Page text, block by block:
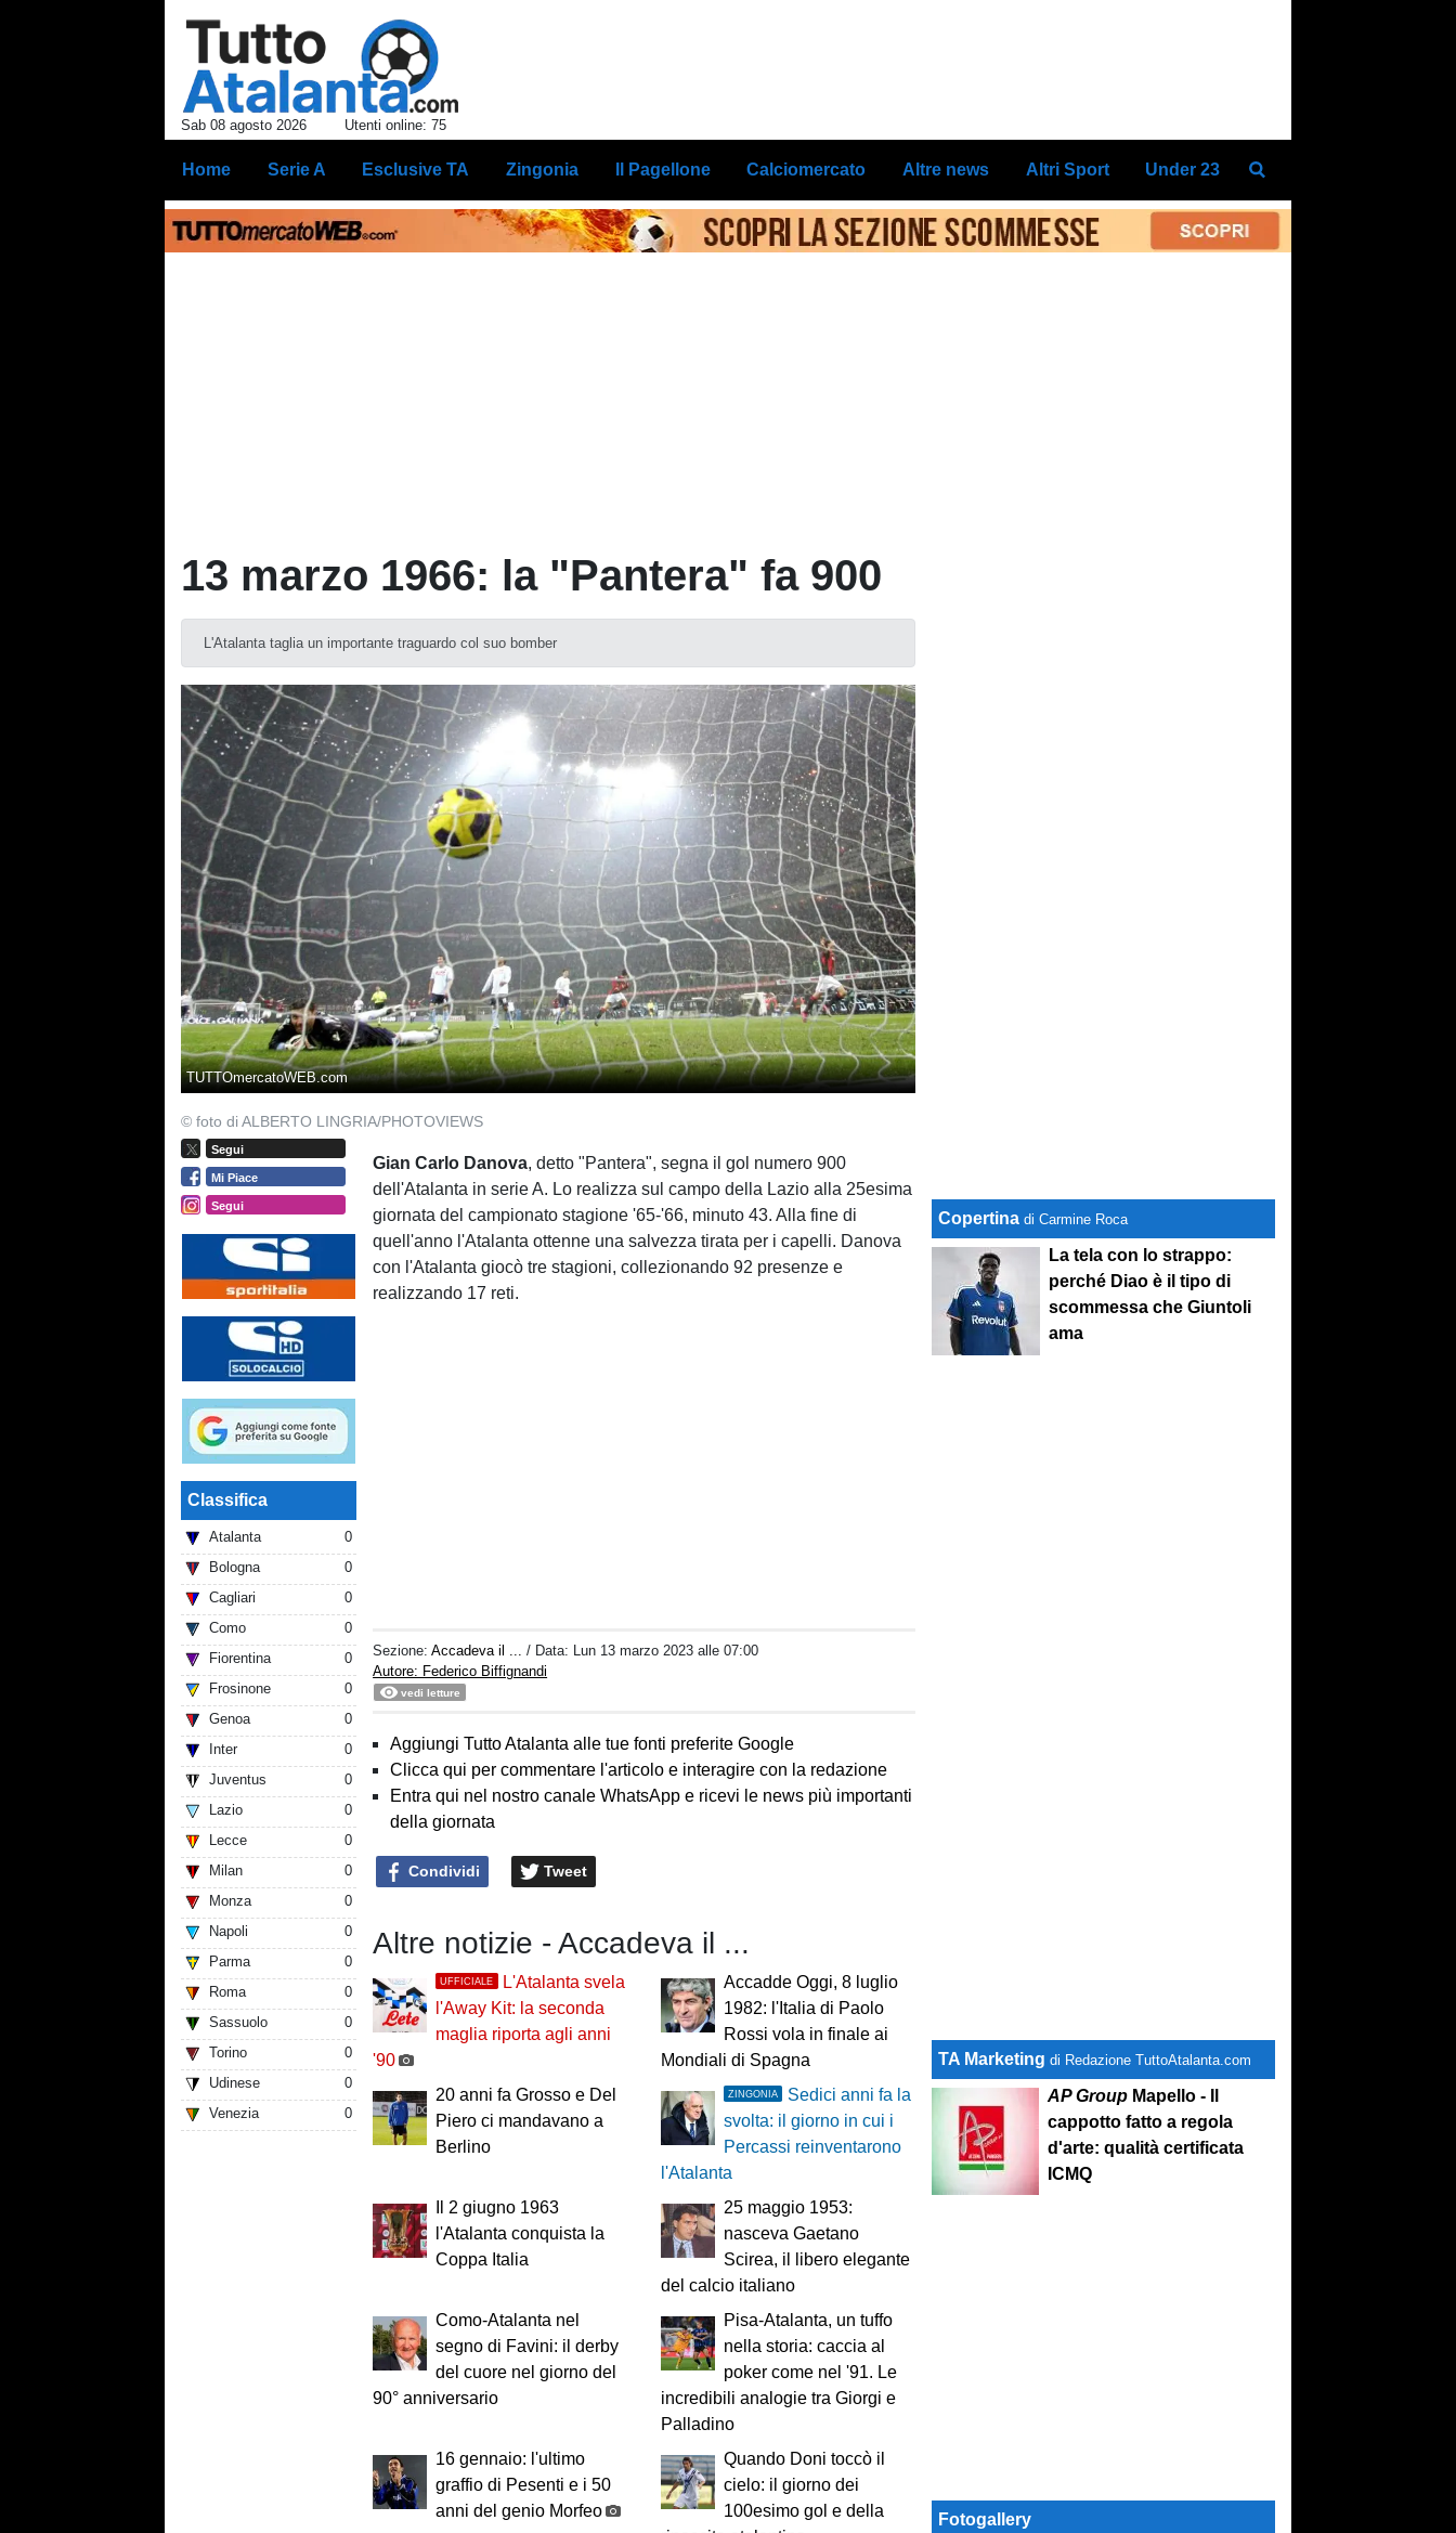
Sab 08 agosto 2026 Utenti online: 75
Home Serie A Esclusive TA Zingonia Il Pagellone Calciomercato Altre news Altri Sport Under 23
13 marzo 1966: la "Pantera" fa 900
L'Atalanta taglia un importante traguardo col suo bomber
TUTTOmercatoWEB.com
© foto di ALBERTO LINGRIA/PHOTOVIEWS
Segui
Mi Piace
Segui
Classifica
Atalanta
0
Bologna
0
Cagliari
0
Como
0
Fiorentina
0
Frosinone
0
Genoa
0
Inter
0
Juventus
0
Lazio
0
Lecce
0
Milan
0
Monza
0
Napoli
0
Parma
0
Roma
0
Sassuolo
0
Torino
0
Udinese
0
Venezia
0
Gian Carlo Danova, detto "Pantera", segna il gol numero 900
dell'Atalanta in serie A. Lo realizza sul campo della Lazio alla 25esima
giornata del campionato stagione '65-'66, minuto 43. Alla fine di
quell'anno l'Atalanta ottenne una salvezza tirata per i capelli. Danova
con l'Atalanta giocò tre stagioni, collezionando 92 presenze e
realizzando 17 reti.
Sezione:Accadeva il ... / Data: Lun 13 marzo 2023 alle 07:00
Autore: Federico Biffignandi
vedi letture
Aggiungi Tutto Atalanta alle tue fonti preferite Google
Clicca qui per commentare l'articolo e interagire con la redazione
Entra qui nel nostro canale WhatsApp e ricevi le news più importanti
della giornata
Condividi Tweet
Altre notizie - Accadeva il ...
UFFICIALE
L'Atalanta svela
l'Away Kit: la seconda
maglia riporta agli anni
'90
Accadde Oggi, 8 luglio
1982: l'Italia di Paolo
Rossi vola in finale ai
Mondiali di Spagna
20 anni fa Grosso e Del
Piero ci mandavano a
Berlino
ZINGONIA
Sedici anni fa la
svolta: il giorno in cui i
Percassi reinventarono
l'Atalanta
Il 2 giugno 1963
l'Atalanta conquista la
Coppa Italia
25 maggio 1953:
nasceva Gaetano
Scirea, il libero elegante
del calcio italiano
Como-Atalanta nel
segno di Favini: il derby
del cuore nel giorno del
90° anniversario
Pisa-Atalanta, un tuffo
nella storia: caccia al
poker come nel '91. Le
incredibili analogie tra Giorgi e
Palladino
16 gennaio: l'ultimo
graffio di Pesenti e i 50
anni del genio Morfeo
Quando Doni toccò il
cielo: il giorno dei
100esimo gol e della
Copertina di Carmine Roca
La tela con lo strappo:
perché Diao è il tipo di
scommessa che Giuntoli
ama
TA Marketing di Redazione TuttoAtalanta.com
AP Group Mapello - Il
cappotto fatto a regola
d'arte: qualità certificata
ICMQ
Fotogallery